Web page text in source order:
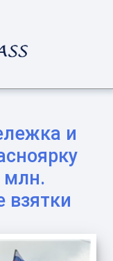
и
млн.
взятки